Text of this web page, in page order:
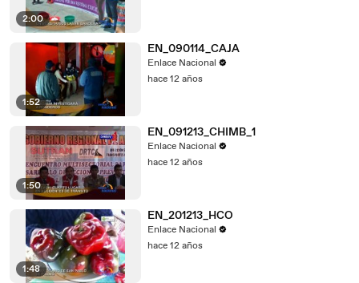
2:00
1:52
EN_090114_CAJA
Enlace Nacional
hace 12 años
1:50
EN_091213_CHIMB_1
Enlace Nacional
hace 12 años
1:48
EN_201213_HCO
Enlace Nacional
hace 12 años